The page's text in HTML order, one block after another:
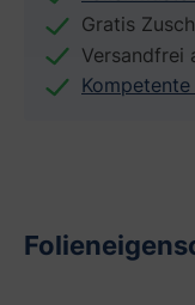
Gratis
Versandfrei